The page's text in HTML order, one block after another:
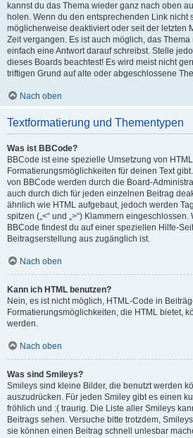
kannst du das Thema wieder ganz nach oben
holen. Wenn du den entsprechenden Link nicht
möglicherweise deaktiviert oder seit der letzten
Zeit vergangen. Es ist auch möglich, das
einfach eine Antwort darauf schreibst. Stelle
dieses Boards beachtest! Es wird meist nicht
triftigen Grund auf alte oder abgeschlossene
Nach oben
Textformatierung und Thementypen
Was ist BBCode?
BBCode ist eine spezielle Umsetzung von
Formatierungsmöglichkeiten für deinen Text
von BBCode werden durch die Board-
auch durch dich für jeden einzelnen Beitrag
ähnlich wie HTML aufgebaut, jedoch werden
spitzen („<“ und „>“) Klammern
BBCode findest du auf einer speziellen Hilfe-
Beitragserstellung aus zugänglich ist.
Nach oben
Kann ich HTML benutzen?
Nein, es ist nicht möglich, HTML-Code in
Formatierungsmöglichkeiten, die HTML bietet,
werden.
Nach oben
Was sind Smileys?
Smileys sind kleine Bilder, die benutzt werden
auszudrücken. Für jeden Smiley gibt es einen
fröhlich und :( traurig. Die Liste aller Smileys
Beitrags sehen. Versuche bitte trotzdem,
sie können einen Beitrag schnell unlesbar